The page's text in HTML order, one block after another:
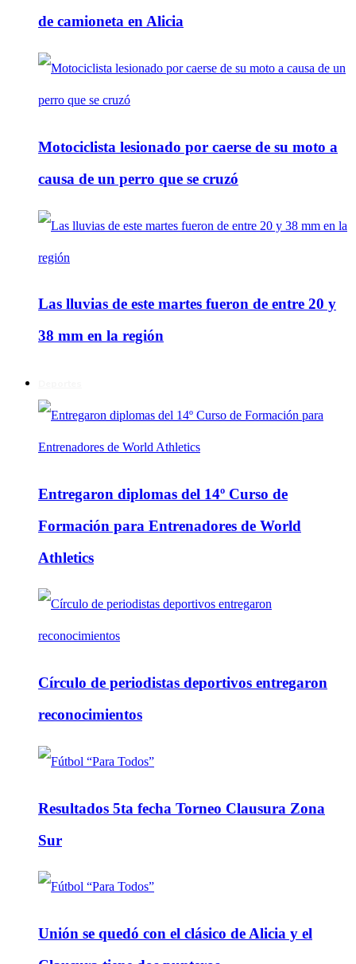
de camioneta en Alicia
Motociclista lesionado por caerse de su moto a
causa de un perro que se cruzó
Las lluvias de este martes fueron de entre 20 y
38 mm en la región
Entregaron diplomas del 14º Curso de
Formación para Entrenadores de World
Athletics
Círculo de periodistas deportivos entregaron
reconocimientos
Resultados 5ta fecha Torneo Clausura Zona
Sur
Unión se quedó con el clásico de Alicia y el